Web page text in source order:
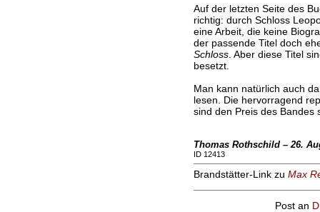
Auf der letzten Seite des
richtig: durch Schloss
eine Arbeit, die keine
der passende Titel doch
Schloss. Aber diese Titel
besetzt.
Man kann natürlich auch
lesen. Die hervorragend
sind den Preis des Bandes
Thomas Rothschild – 26.
ID 12413
Brandstätter-Link zu Max
Post an